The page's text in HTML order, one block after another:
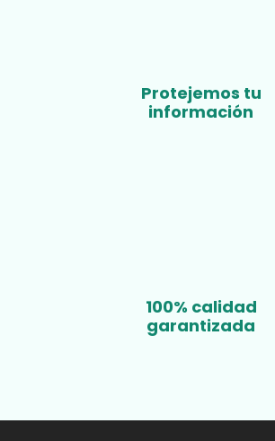
Protejemos tu
información
100% calidad
garantizada